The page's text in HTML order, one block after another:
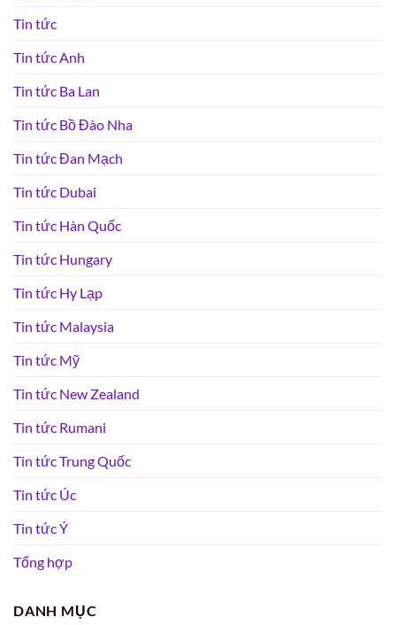
Tin tức
Tin tức Anh
Tin tức Ba Lan
Tin tức Bồ Đào Nha
Tin tức Đan Mạch
Tin tức Dubai
Tin tức Hàn Quốc
Tin tức Hungary
Tin tức Hy Lạp
Tin tức Malaysia
Tin tức Mỹ
Tin tức New Zealand
Tin tức Rumani
Tin tức Trung Quốc
Tin tức Úc
Tin tức Ý
Tổng hợp
DANH MỤC